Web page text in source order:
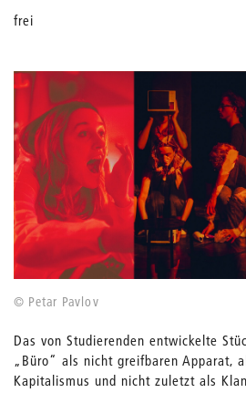
frei
© Petar Pavlov
Das von Studierenden entwickelte
„Büro“ als nicht greifbaren Apparat,
Kapitalismus und nicht zuletzt als